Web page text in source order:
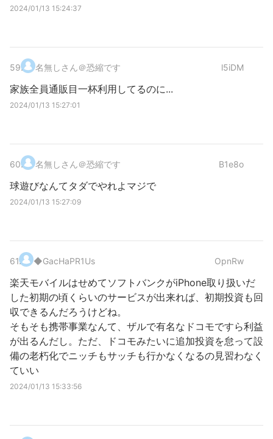
2024/01/13 15:24:37
59. 名無しさん＠恐縮です l5iDM
家族全員通販目一杯利用してるのに...
2024/01/13 15:27:01
60. 名無しさん＠恐縮です B1e8o
球遊びなんてタダでやれよマジで
2024/01/13 15:27:09
61. ◆GacHaPR1Us OpnRw
楽天モバイルはせめてソフトバンクがiPhone取り扱いだ
した初期の頃くらいのサービスが出来れば、初期投資も回
収できるんだろうけどね。
そもそも携帯事業なんて、ザルで有名なドコモですら利益
が出るんだし。ただ、ドコモみたいに追加投資を怠って設
備の老朽化でニッチもサッチも行かなくなるの見習わなく
ていい
2024/01/13 15:33:56